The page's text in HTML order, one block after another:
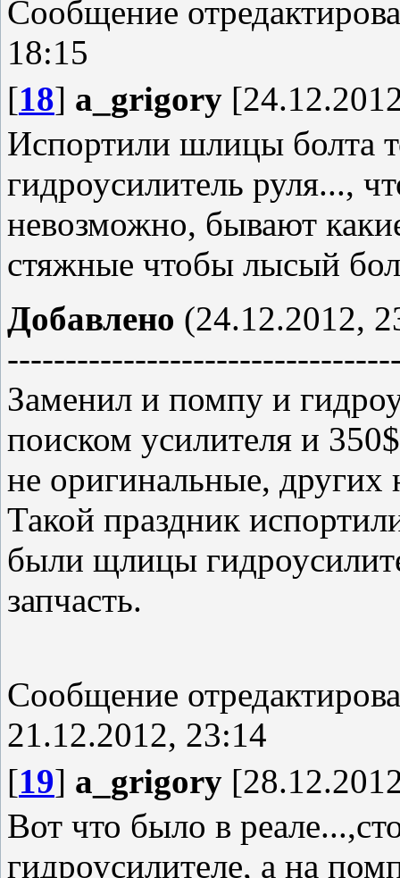
Сообщение
18:15
[18] a_grigory
Испортили шлицы болта
гидроусилитель руля...,
невозможно, бывают
стяжные чтобы лысый
Добавлено (24.12.2012,
Заменил и помпу и
поиском усилителя и
не оригинальные, других
Такой праздник
были щлицы
запчасть.
Сообщение
21.12.2012, 23:14
[19] a_grigory
Вот что было в
гидроусилителе, а на